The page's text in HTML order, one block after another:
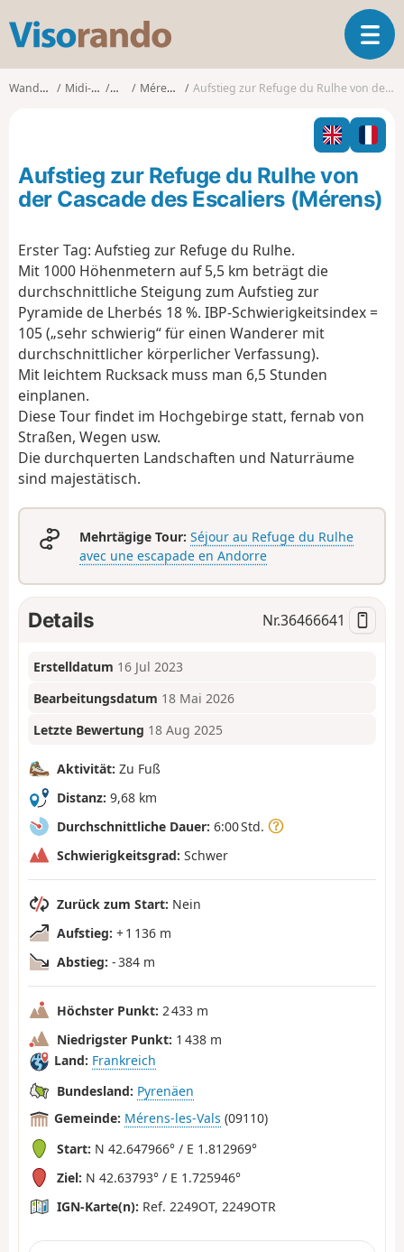
s
o
T
o
g
l
n
v
i
o
Wanderungen Midi-Pyrénées AriègeMérens-les-Vals Aufstieg zur Refuge du Rulhe von der Cascade des Escaliers (Mérens)
Aufstieg zur Refuge du Rulhe von
der Cascade des Escaliers (Mérens)
Erster Tag: Aufstieg zur Refuge du Rulhe.
Mit 1000 Höhenmetern auf 5,5 km beträgt die
durchschnittliche Steigung zum Aufstieg zur
Pyramide de Lherbés 18 %. IBP-Schwierigkeitsindex =
105 („sehr schwierig“ für einen Wanderer mit
durchschnittlicher körperlicher Verfassung).
Mit leichtem Rucksack muss man 6,5 Stunden
einplanen.
Diese Tour findet im Hochgebirge statt, fernab von
Straßen, Wegen usw.
Die durchquerten Landschaften und Naturräume
sind majestätisch.
Mehrtägige Tour: Séjour au Refuge du Rulhe
avec une escapade en Andorre
Details Nr.36466641
Erstelldatum 16 Jul 2023
Bearbeitungsdatum 18 Mai 2026
Letzte Bewertung 18 Aug 2025
Aktivität: Zu Fuß
Distanz: 9,68 km
Durchschnittliche Dauer: 6:00 Std.
Schwierigkeitsgrad: Schwer
Zurück zum Start: Nein
Aufstieg: + 1 136 m
Abstieg: - 384 m
Höchster Punkt: 2 433 m
Niedrigster Punkt: 1 438 m
Land: Frankreich
Bundesland: Pyrenäen
Gemeinde: Mérens-les-Vals (09110)
Start: N 42.647966° / E 1.812969°
Ziel: N 42.63793° / E 1.725946°
IGN-Karte(n): Ref. 2249OT, 2249OTR